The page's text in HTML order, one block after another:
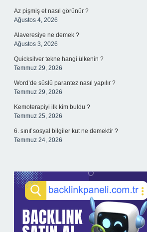
Az pişmiş et nasıl görünür ?
Ağustos 4, 2026
Alaveresiye ne demek ?
Ağustos 3, 2026
Quicksilver tekne hangi ülkenin ?
Temmuz 29, 2026
Word’de süslü parantez nasıl yapılır ?
Temmuz 29, 2026
Kemoterapiyi ilk kim buldu ?
Temmuz 25, 2026
6. sınıf sosyal bilgiler kut ne demektir ?
Temmuz 24, 2026